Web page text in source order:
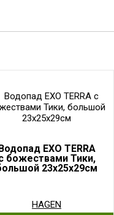
EXO TERRA
божествами Тики,
23x25x29см
HAGEN